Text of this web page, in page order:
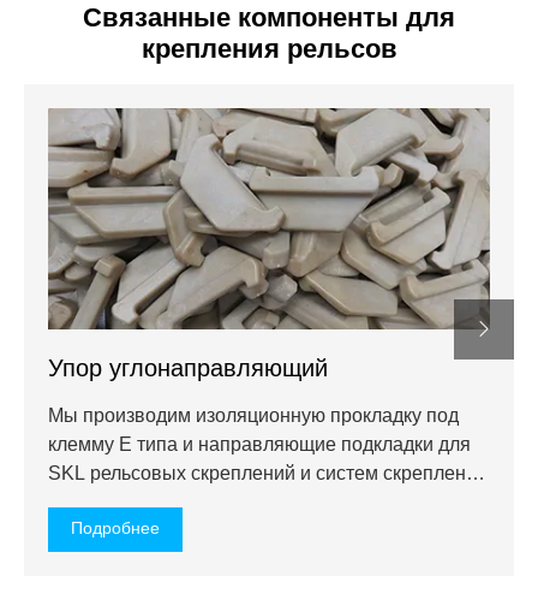
Связанные компоненты для
крепления рельсов
Упор углонаправляющий
Мы производим изоляционную прокладку под
клемму E типа и направляющие подкладки для
SKL рельсовых скреплений и систем скрепления
мы используем материал PA66, белого, темно-
Подробнее